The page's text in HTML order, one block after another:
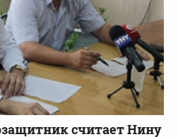
считает Нину